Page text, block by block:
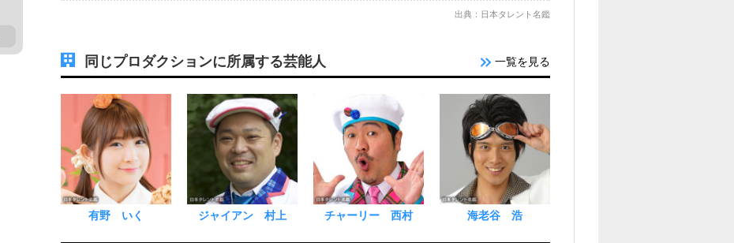
出典：日本タレント名鑑
同じプロダクションに所属する芸能人 一覧を見る
有野 いく ジャイアン 村上 チャーリー 西村 海老谷 浩